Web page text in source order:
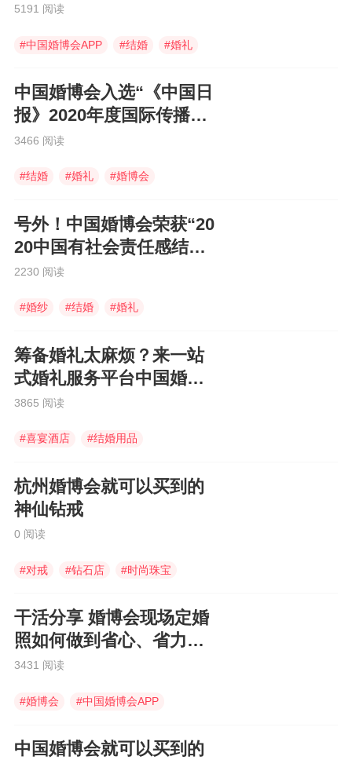
5191 阅读
#中国婚博会APP #结婚 #婚礼
中国婚博会入选“《中国日
报》2020年度国际传播图
片”
3466 阅读
#结婚 #婚礼 #婚博会
号外！中国婚博会荣获“20
20中国有社会责任感结婚
企业”
2230 阅读
#婚纱 #结婚 #婚礼
筹备婚礼太麻烦？来一站
式婚礼服务平台中国婚博
会啊！
3865 阅读
#喜宴酒店 #结婚用品
杭州婚博会就可以买到的
神仙钻戒
0 阅读
#对戒 #钻石店 #时尚珠宝
干活分享 婚博会现场定婚
照如何做到省心、省力还
省钱
3431 阅读
#婚博会 #中国婚博会APP
中国婚博会就可以买到的